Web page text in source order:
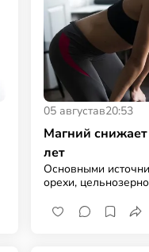
05 августав20:53
Магний
лет
Основными
орехи,